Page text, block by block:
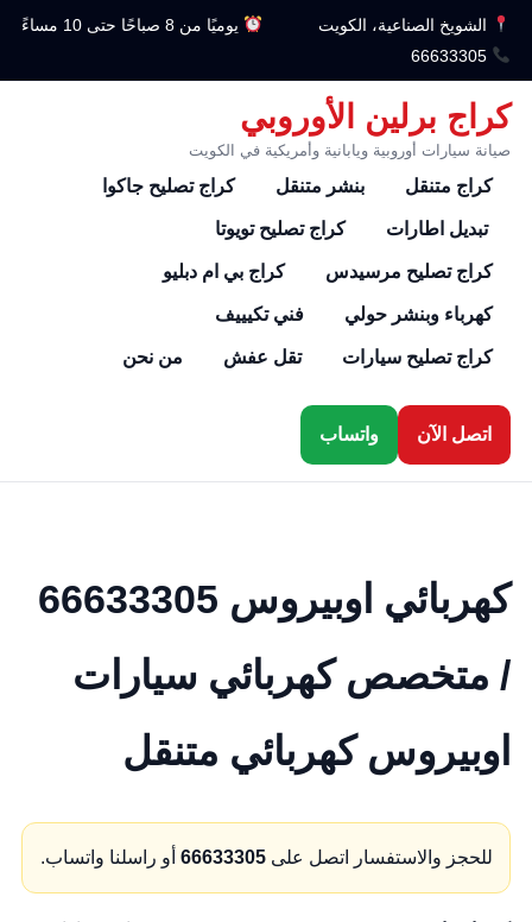
الشويخ الصناعية، الكويت
يوميًا من 8 صباحًا حتى 10 مساءً
66633305
كراج برلين الأوروبي
صيانة سيارات أوروبية ويابانية وأمريكية في الكويت
كراج متنقل بنشر متنقل كراج تصليح جاكوا
تبديل اطارات كراج تصليح تويوتا
كراج تصليح مرسيدس كراج بي ام دبليو
كهرباء وبنشر حولي فني تكيييف
كراج تصليح سيارات تقل عفش من نحن
اتصل الآن واتساب
كهربائي اوبيروس 66633305
/ متخصص كهربائي سيارات
اوبيروس كهربائي متنقل
للحجز والاستفسار اتصل على 66633305أو راسلنا واتساب.